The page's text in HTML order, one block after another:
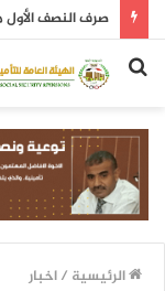
صرف النصف الأول من
بحث
الرئيسية /اخبار